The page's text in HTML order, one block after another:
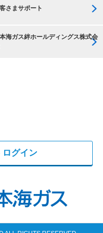
さまサポート
海ガス絆ホールディングス株式会
グイン